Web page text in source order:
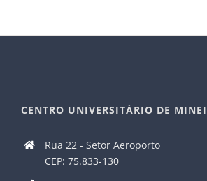
CENTRO UNIVERSITÁRIO DE
Rua 22 - Setor Aeroporto
CEP: 75.833-130